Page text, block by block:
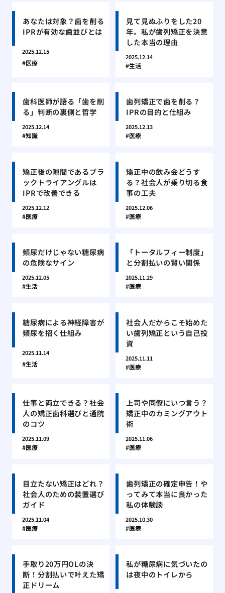
あなたは対象？歯を削る
IPRが有効な歯並びとは
2025.12.15
医療
見て見ぬふりをした20
年。私が歯列矯正を決意
した本当の理由
2025.12.14
生活
歯科医師が語る「歯を削
る」判断の裏側と哲学
2025.12.14
知識
歯列矯正で歯を削る？
IPRの目的と仕組み
2025.12.13
医療
矯正後の隙間であるブラ
ックトライアングルは
IPRで改善できる
2025.12.12
医療
矯正中の飲み会どうす
る？社会人が乗り切る食
事の工夫
2025.12.06
医療
頻尿だけじゃない糖尿病
の危険なサイン
2025.12.05
生活
「トータルフィー制度」
と分割払いの賢い関係
2025.11.29
医療
糖尿病による神経障害が
頻尿を招く仕組み
2025.11.14
生活
社会人だからこそ始めた
い歯列矯正という自己投
資
2025.11.11
医療
仕事と両立できる？社会
人の矯正歯科選びと通院
のコツ
2025.11.09
医療
上司や同僚にいつ言う？
矯正中のカミングアウト
術
2025.11.06
医療
目立たない矯正はどれ？
社会人のための装置選び
ガイド
2025.11.04
医療
歯列矯正の確定申告！や
ってみて本当に良かった
私の体験談
2025.10.30
医療
手取り20万円OLの決
断！分割払いで叶えた矯
正ドリーム
私が糖尿病に気づいたの
は夜中のトイレから